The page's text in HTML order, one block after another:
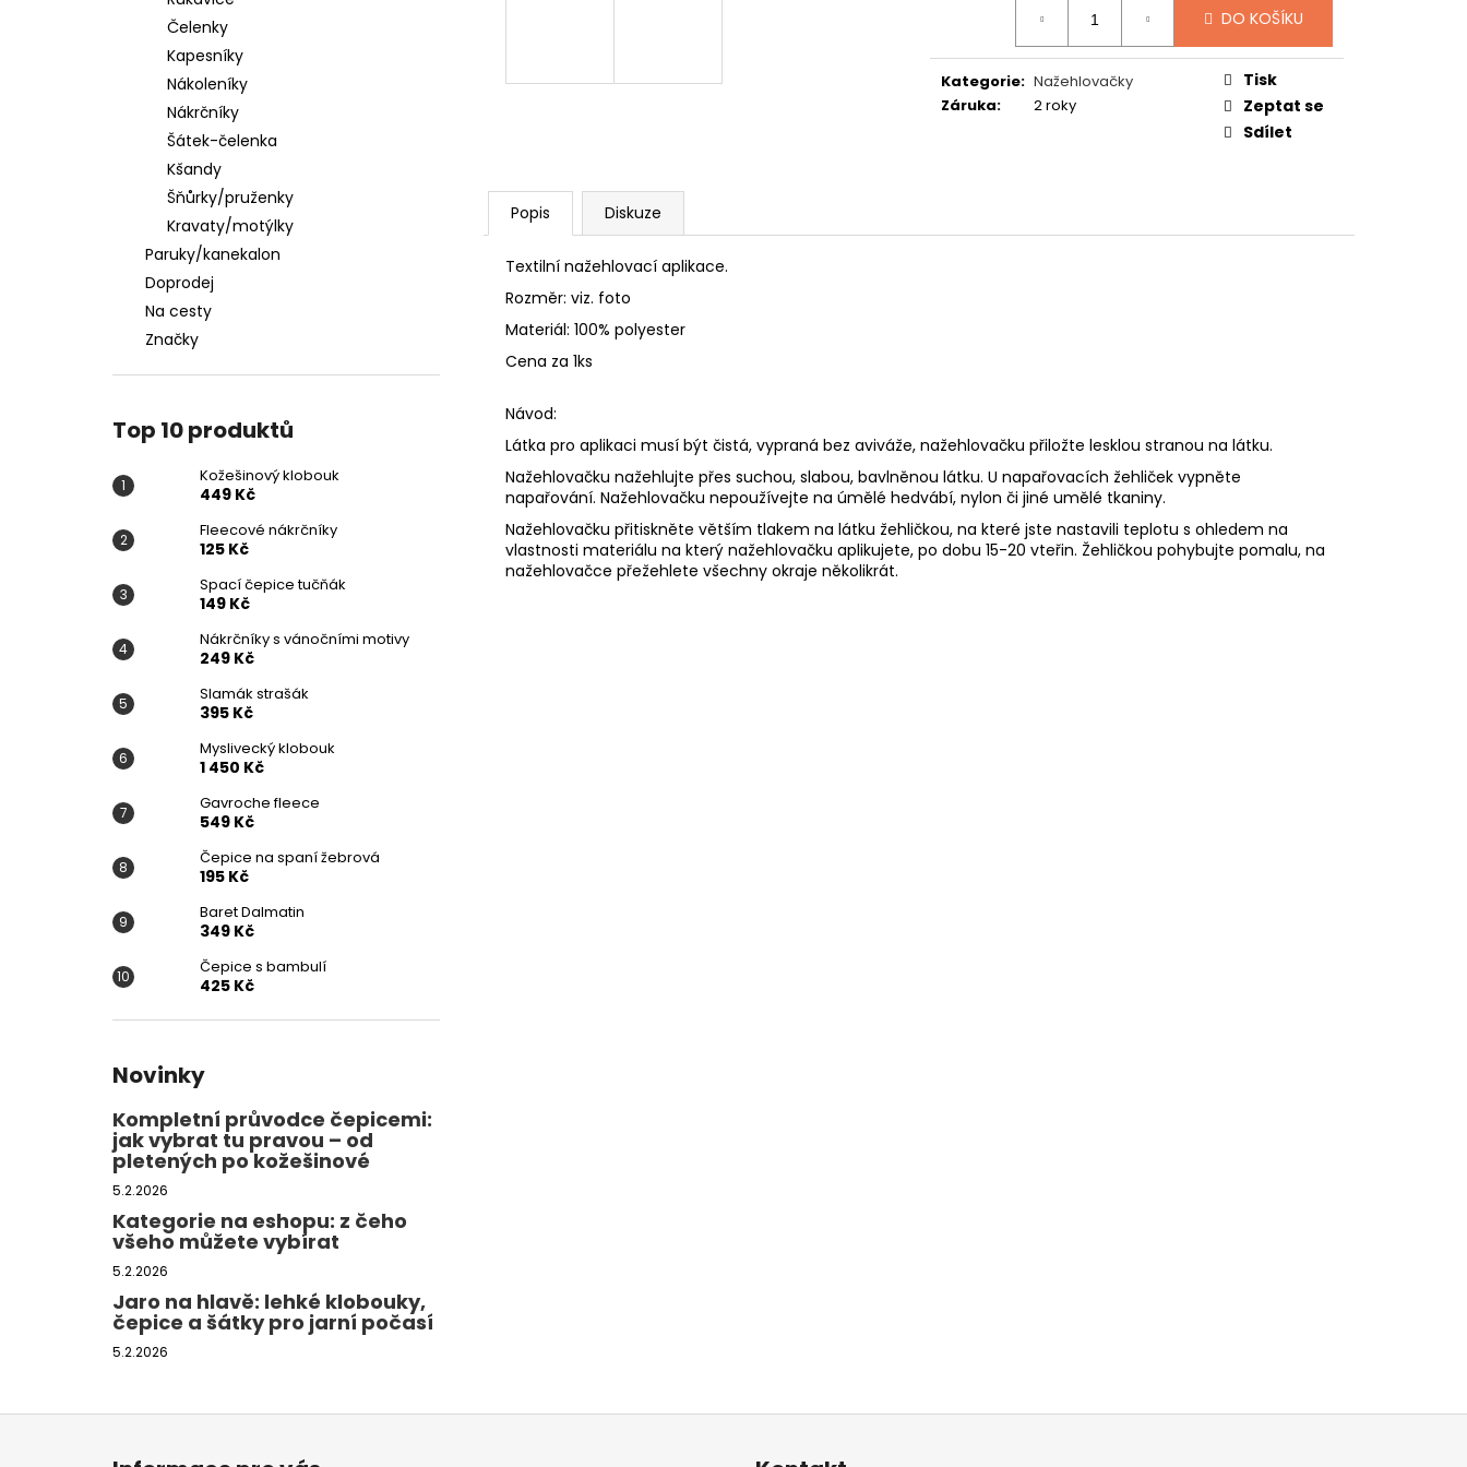
Čelenky
Kapesníky
Nákoleníky
Nákrčníky
Šátek-čelenka
Kšandy
Šňůrky/pruženky
Kravaty/motýlky
Paruky/kanekalon
Doprodej
Na cesty
Značky
Top 10 produktů
Kožešinový klobouk
449 Kč
Fleecové nákrčníky
125 Kč
Spací čepice tučňák
149 Kč
Nákrčníky s vánočními motivy
249 Kč
Slamák strašák
395 Kč
Myslivecký klobouk
1 450 Kč
Gavroche fleece
549 Kč
Čepice na spaní žebrová
195 Kč
Baret Dalmatin
349 Kč
Čepice s bambulí
425 Kč
Novinky
Kompletní průvodce čepicemi:
jak vybrat tu pravou – od
pletených po kožešinové
5.2.2026
Kategorie na eshopu: z čeho
všeho můžete vybírat
5.2.2026
Jaro na hlavě: lehké klobouky,
čepice a šátky pro jarní počasí
5.2.2026
DO KOŠÍKU
Kategorie: Nažehlovačky
Záruka: 2 roky
Tisk
Zeptat se
Sdílet
Popis Diskuze
Textilní nažehlovací aplikace.
Rozměr: viz. foto
Materiál: 100% polyester
Cena za 1ks
Návod:
Látka pro aplikaci musí být čistá, vypraná bez aviváže, nažehlovačku přiložte lesklou stranou na látku.
Nažehlovačku nažehlujte přes suchou, slabou, bavlněnou látku. U napařovacích žehliček vypněte
napařování. Nažehlovačku nepoužívejte na úmělé hedvábí, nylon či jiné umělé tkaniny.
Nažehlovačku přitiskněte větším tlakem na látku žehličkou, na které jste nastavili teplotu s ohledem na
vlastnosti materiálu na který nažehlovačku aplikujete, po dobu 15-20 vteřin. Žehličkou pohybujte pomalu, na
nažehlovačce přežehlete všechny okraje několikrát.
KOŽEŠINOVÝ KLOBOUK
449 Kč
Z